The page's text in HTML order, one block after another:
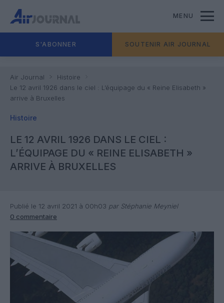
MENU
S'ABONNER SOUTENIR AIR JOURNAL
Air Journal
Histoire
Le 12 avril 1926 dans le ciel : L’équipage du « Reine Elisabeth »
arrive à Bruxelles
Histoire
LE 12 AVRIL 1926 DANS LE CIEL :
L’ÉQUIPAGE DU « REINE ELISABETH »
ARRIVE À BRUXELLES
Publié le 12 avril 2021 à 00h03 par Stéphanie Meyniel
0 commentaire